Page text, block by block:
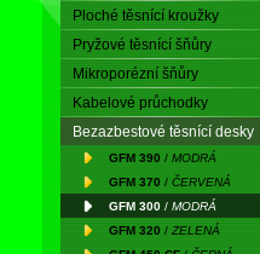
Ploché těsnící kroužky
Pryžové těsnící šňůry
Mikroporézní šňůry
Kabelové průchodky
Bezazbestové těsnící desky
GFM 390 / MODRÁ
GFM 370 / ČERVENÁ
GFM 300 / MODRÁ
GFM 320 / ZELENÁ